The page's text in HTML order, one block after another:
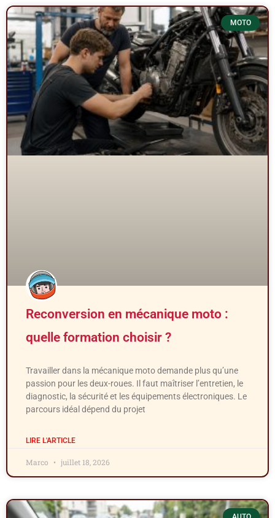
MOTO
Reconversion en mécanique moto :
quelle formation choisir ?
Travailler dans la mécanique moto demande plus qu’une
passion pour les deux-roues. Il faut maîtriser l’entretien, le
diagnostic, la sécurité et les équipements électroniques. Le
parcours idéal dépend du projet
LIRE L'ARTICLE
Marco juillet 18, 2026